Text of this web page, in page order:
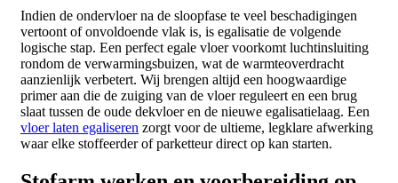
Indien de ondervloer na de sloopfase te veel beschadigingen
vertoont of onvoldoende vlak is, is egalisatie de volgende
logische stap. Een perfect egale vloer voorkomt luchtinsluiting
rondom de verwarmingsbuizen, wat de warmteoverdracht
aanzienlijk verbetert. Wij brengen altijd een hoogwaardige
primer aan die de zuiging van de vloer reguleert en een brug
slaat tussen de oude dekvloer en de nieuwe egalisatielaag. Een
vloer laten egaliseren zorgt voor de ultieme, legklare afwerking
waar elke stoffeerder of parketteur direct op kan starten.